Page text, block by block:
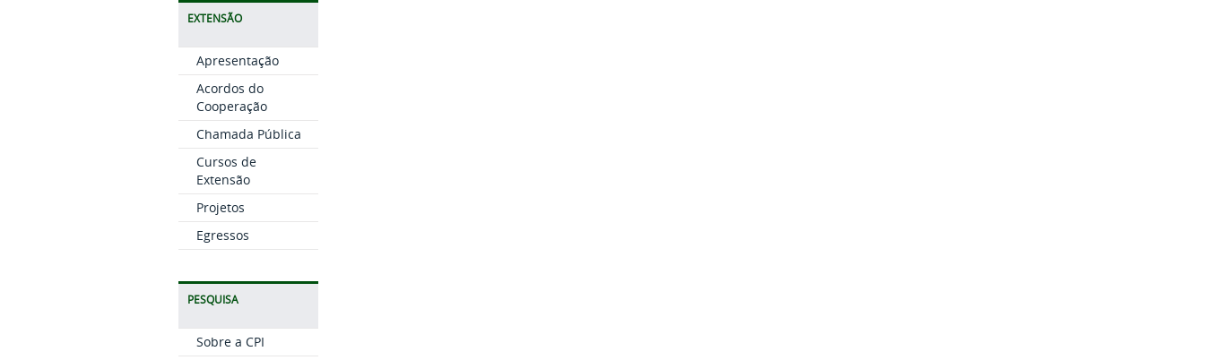
EXTENSÃO
Apresentação
Acordos do
Cooperação
Chamada Pública
Cursos de
Extensão
Projetos
Egressos
PESQUISA
Sobre a CPI